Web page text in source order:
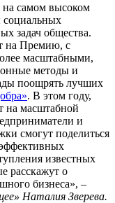
на самом высоком
социальных
задач общества.
на Премию, с
масштабными,
методы и
поощрять лучших
. В этом году,
на масштабной
и
смогут поделиться
известных
расскажут о
бизнеса», –
Наталия Зверева.